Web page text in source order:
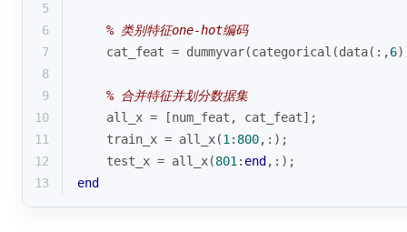
5
6
% 类别特征one-hot编码
7
    cat_feat = dummyvar(categorical(data(:,
6
8
9
% 合并特征并划分数据集
10
    all_x = [num_feat, cat_feat];
11
    train_x = all_x(
1 : 800,:);
12
    test_x = all_x(
801 : end ,:);
13
end